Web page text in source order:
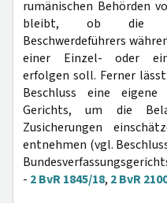
rumänischen Behörden
bleibt, ob die
Beschwerdeführers
einer Einzel- oder
erfolgen soll. Ferner
Beschluss eine eigene
Gerichts, um die
Zusicherungen
entnehmen (vgl.
- 2 BvR 1845/18, 2 BvR